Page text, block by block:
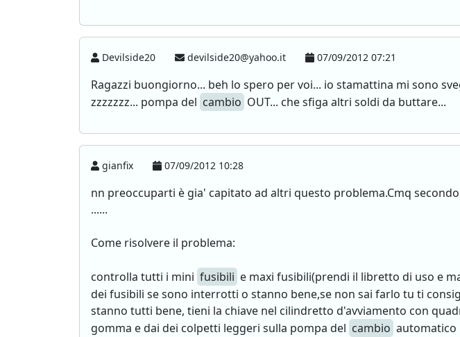
Devilside20 devilside20@yahoo.it 07/09/2012 07:21
Ragazzi buongiorno... beh lo spero per voi... io stamattina mi sono
zzzzzzz... pompa del cambio OUT... che sfiga altri soldi da buttare...
gianfix 07/09/2012 10:28
nn preoccuparti è gia' capitato ad altri questo problema.Cmq
......
Come risolvere il problema:
controlla tutti i mini fusibili e maxi fusibili(prendi il libretto di uso e
dei fusibili se sono interrotti o stanno bene,se non sai farlo tu ti
stanno tutti bene, tieni la chiave nel cilindretto d'avviamento con
gomma e dai dei colpetti leggeri sulla pompa del cambio automatico